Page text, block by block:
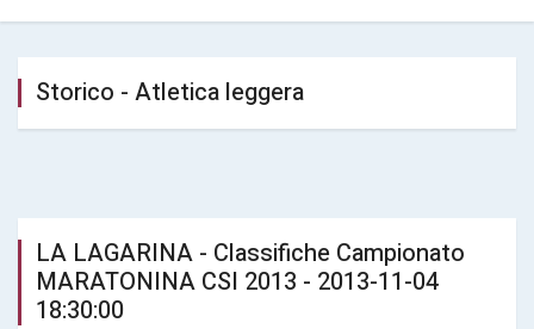
Storico - Atletica leggera
LA LAGARINA - Classifiche Campionato
MARATONINA CSI 2013 - 2013-11-04
18:30:00